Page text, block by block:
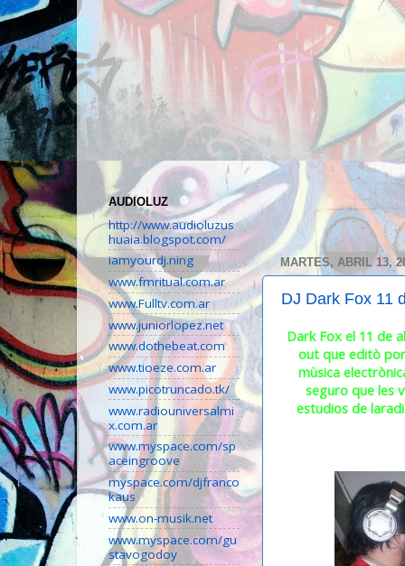
MARTES, ABRIL 13,
DJ Dark Fox 11
Dark Fox el 11 de
out que editò
mùsica
seguro que les
estudios de
AUDIOLUZ
http://www.audioluzus
huaia.blogspot.com/
iamyourdj.ning
www.fmritual.com.ar
www.Fulltv.com.ar
www.juniorlopez.net
www.dothebeat.com
www.tioeze.com.ar
www.picotruncado.tk/
www.radiouniversalmi
x.com.ar
www.myspace.com/sp
aceingroove
myspace.com/djfranco
kaus
www.on-musik.net
www.myspace.com/gu
stavogodoy